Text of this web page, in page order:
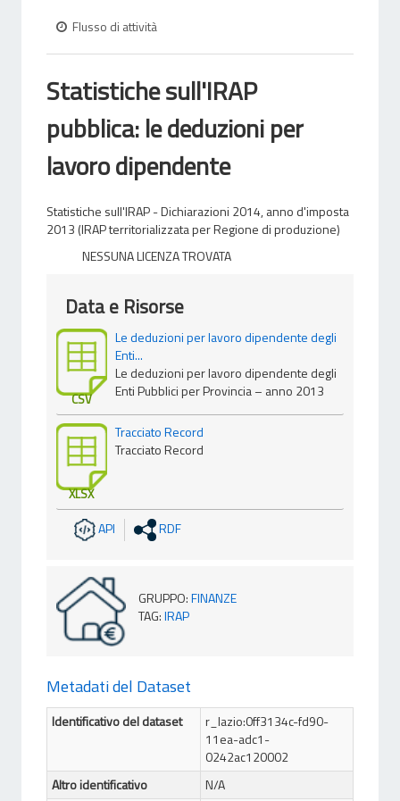
Flusso di attività
Statistiche sull'IRAP
pubblica: le deduzioni per
lavoro dipendente
Statistiche sull'IRAP - Dichiarazioni 2014, anno d'imposta
2013 (IRAP territorializzata per Regione di produzione)
NESSUNA LICENZA TROVATA
Data e Risorse
CSV
Le deduzioni per lavoro dipendente degli
Enti...
Le deduzioni per lavoro dipendente degli
Enti Pubblici per Provincia – anno 2013
XLSX
Tracciato Record
Tracciato Record
API RDF
GRUPPO:FINANZE
TAG:IRAP
Metadati del Dataset
Identificativo del dataset
r_lazio:0ff3134c-fd90-
11ea-adc1-
0242ac120002
Altro identificativo
N/A